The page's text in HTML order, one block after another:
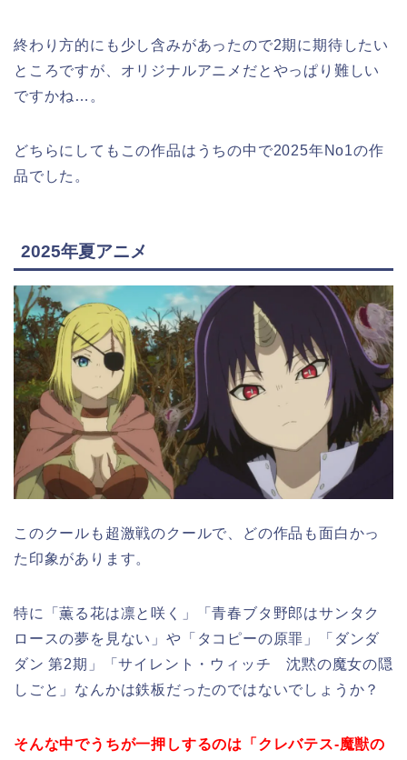
終わり方的にも少し含みがあったので2期に期待したい
ところですが、オリジナルアニメだとやっぱり難しい
ですかね…。
どちらにしてもこの作品はうちの中で2025年No1の作
品でした。
2025年夏アニメ
このクールも超激戦のクールで、どの作品も面白かっ
た印象があります。
特に「薫る花は凛と咲く」「青春ブタ野郎はサンタク
ロースの夢を見ない」や「タコピーの原罪」「ダンダ
ダン 第2期」「サイレント・ウィッチ 沈黙の魔女の隠
しごと」なんかは鉄板だったのではないでしょうか？
そんな中でうちが一押しするのは「クレバテス-魔獣の